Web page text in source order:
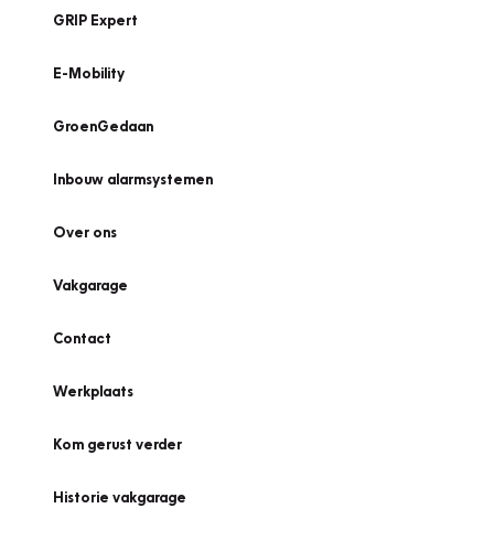
GRIP Expert
E-Mobility
GroenGedaan
Inbouw alarmsystemen
Over ons
Vakgarage
Contact
Werkplaats
Kom gerust verder
Historie vakgarage